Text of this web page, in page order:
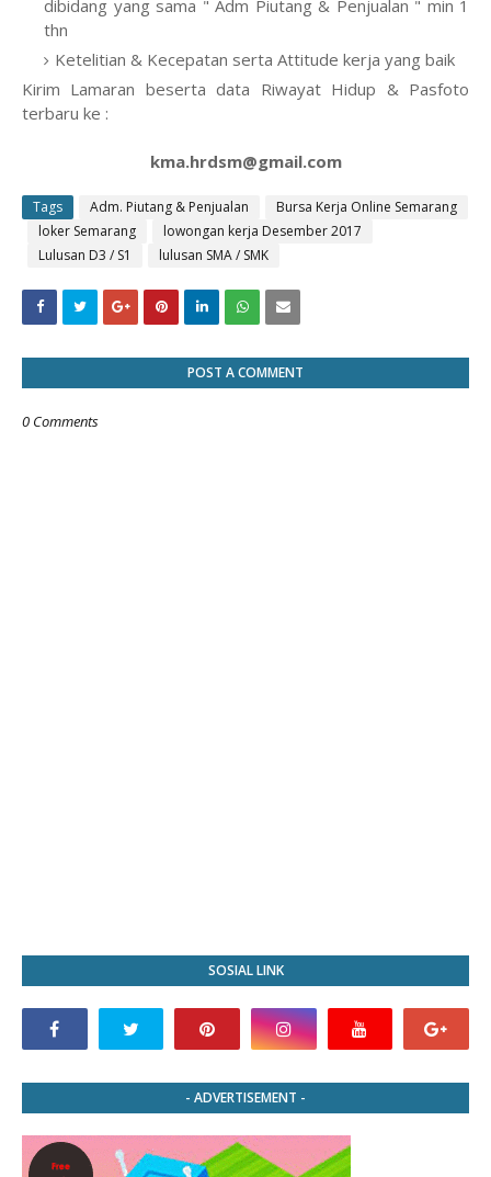
dibidang yang sama " Adm Piutang & Penjualan " min 1
thn
Ketelitian & Kecepatan serta Attitude kerja yang baik
Kirim Lamaran beserta data Riwayat Hidup & Pasfoto
terbaru ke :
kma.hrdsm@gmail.com
Tags Adm. Piutang & Penjualan
Bursa Kerja Online Semarang
loker Semarang
lowongan kerja Desember 2017
Lulusan D3 / S1
lulusan SMA / SMK
POST A COMMENT
0 Comments
SOSIAL LINK
- ADVERTISEMENT -